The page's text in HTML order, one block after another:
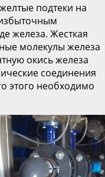
подтеки на
железа. Жесткая
молекулы железа
окись железа
соединения
этого необходимо